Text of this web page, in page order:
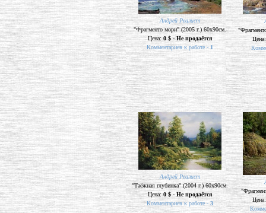
Андрей Реалист
"Фрагменто мори" (2005 г.) 60х90см.
Цена: 0 $ - Не продаётся
Комментариев к работе -1
Андрей Реалист
"Таёжная глубинка" (2004 г.) 60х90см.
Цена:0 $ - Не продаётся
Комментариев к работе - 3